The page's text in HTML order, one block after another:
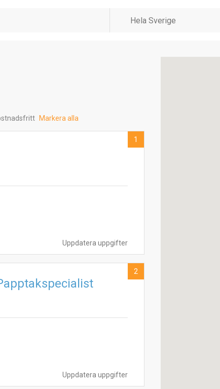
Markera alla
Uppdatera uppgifter
1
Uppdatera uppgifter
2